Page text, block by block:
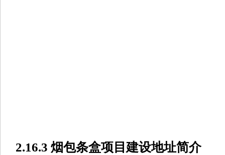
2.16.3 烟包条盒项目建设地址简介